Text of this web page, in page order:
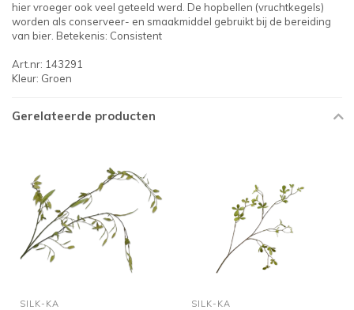
hier vroeger ook veel geteeld werd. De hopbellen (vruchtkegels)
worden als conserveer- en smaakmiddel gebruikt bij de bereiding
van bier. Betekenis: Consistent
Art.nr: 143291
Kleur: Groen
Gerelateerde producten
SILK-KA SILK-KA